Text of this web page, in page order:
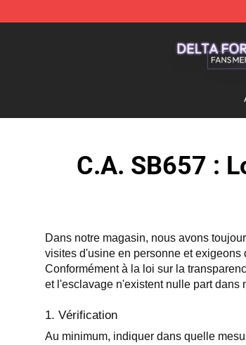
C.A. SB657 :
Dans notre magasin, nous avons
visites d'usine en personne et
Conformément à la loi sur la
et l'esclavage n'existent nulle part dans
1. Vérification
Au minimum, indiquer dans quelle